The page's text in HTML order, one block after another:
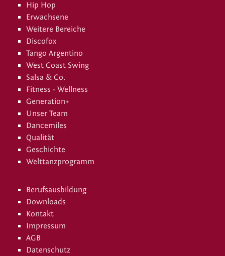
Hip Hop
Erwachsene
Weitere Bereiche
Discofox
Tango Argentino
West Coast Swing
Salsa & Co.
Fitness - Wellness
Generation+
Unser Team
Dancemiles
Qualität
Geschichte
Welttanzprogramm
Berufsausbildung
Downloads
Kontakt
Impressum
AGB
Datenschutz